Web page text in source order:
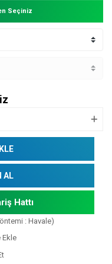
Seçiniz
AL
Hattı
: Havale)